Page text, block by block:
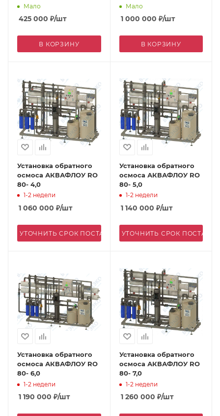
Мало
425 000 ₽/шт
В КОРЗИНУ
Мало
1 000 000 ₽/шт
В КОРЗИНУ
Установка обратного
осмоса АКВАФЛОУ RO
80- 4,0
1-2 недели
1 060 000 ₽/шт
УТОЧНИТЬ СРОК ПОСТАВКИ
Установка обратного
осмоса АКВАФЛОУ RO
80- 5,0
1-2 недели
1 140 000 ₽/шт
УТОЧНИТЬ СРОК
Установка обратного
осмоса АКВАФЛОУ RO
80- 6,0
1-2 недели
1 190 000 ₽/шт
Установка обратного
осмоса АКВАФЛОУ RO
80- 7,0
1-2 недели
1 260 000 ₽/шт